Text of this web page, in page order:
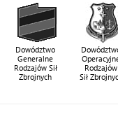
Dowództwo
Generalne
Rodzajów Sił
Zbrojnych
Rodzajów
Sił